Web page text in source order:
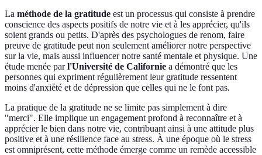
La méthode de la gratitude est un processus qui consiste à prendre
conscience des aspects positifs de notre vie et à les apprécier, qu'ils
soient grands ou petits. D'après des psychologues de renom, faire
preuve de gratitude peut non seulement améliorer notre perspective
sur la vie, mais aussi influencer notre santé mentale et physique. Une
étude menée parl'Université de Californie a démontré que les
personnes qui expriment régulièrement leur gratitude ressentent
moins d'anxiété et de dépression que celles qui ne le font pas.
La pratique de la gratitude ne se limite pas simplement à dire
"merci". Elle implique un engagement profond à reconnaître et à
apprécier le bien dans notre vie, contribuant ainsi à une attitude plus
positive et à une résilience face au stress. À une époque où le stress
est omniprésent, cette méthode émerge comme un remède accessible